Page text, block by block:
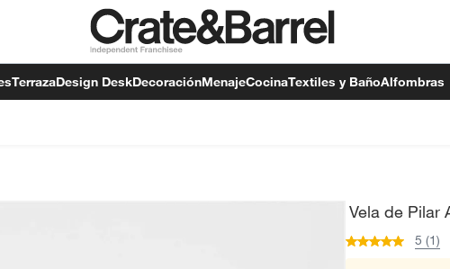
TerrazaDesign DeskDecoraciónMenajeCocinaTextiles y BañoAlfombras
Vela de Pilar
5 (1)